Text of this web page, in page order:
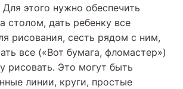
этого нужно обеспечить
столом, дать ребенку все
рисования, сесть рядом с ним,
все («Вот бумага, фломастер»)
рисовать. Это могут быть
линии, круги, простые